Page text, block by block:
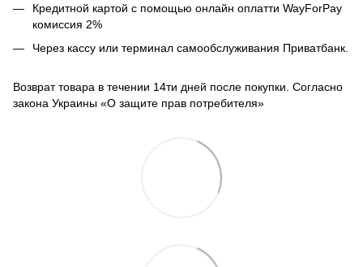
Кредитной картой с помощью онлайн оплатти WayForPay
комиссия 2%
Через кассу или терминал самообслуживания Приватбанк.
Возврат товара в течении 14ти дней после покупки. Согласно
закона Украины «О защите прав потребителя»